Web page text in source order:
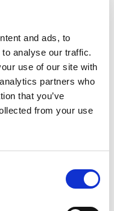
and ads, to
analyse our traffic.
use of our site with
partners who
that you’ve
from your use
小型化した独立装置
操作できる基本構造
要求される±0.25％の繰
されいる液体状メディア
配合添加剤により、均一
均等に通過し、同時に複